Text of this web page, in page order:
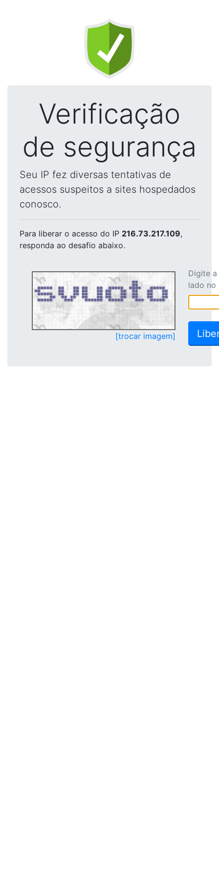
Verificação
de segurança
Seu IP fez diversas tentativas de
acessos suspeitos a sites hospedados
conosco.
Para liberar o acesso do IP 216.73.217.109,
responda ao desafio abaixo.
[trocar imagem]
Digite
lado no